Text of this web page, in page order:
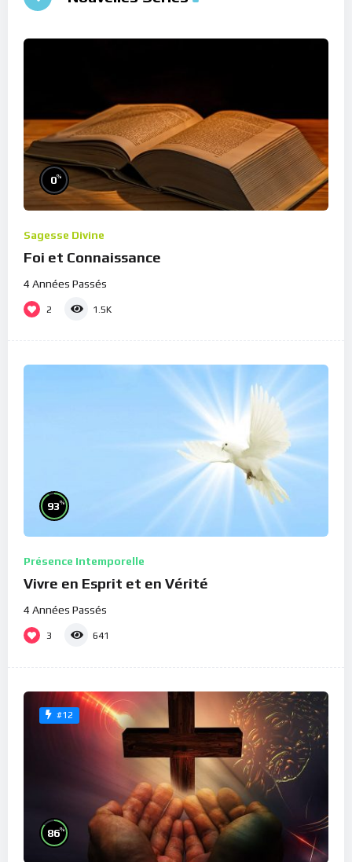
0%
Sagesse Divine
Foi et Connaissance
4 Années Passés
2 1.5K
93%
Présence Intemporelle
Vivre en Esprit et en Vérité
4 Années Passés
3 641
#12
86%